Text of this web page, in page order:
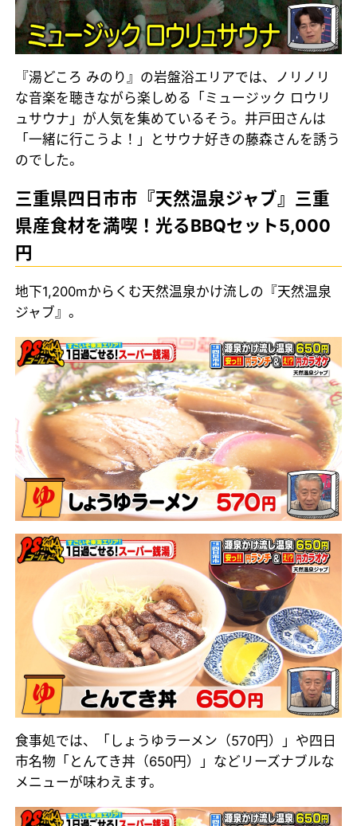
『湯どころ みのり』の岩盤浴エリアでは、ノリノリ
な音楽を聴きながら楽しめる「ミュージック ロウリ
ュサウナ」が人気を集めているそう。井戸田さんは
「一緒に行こうよ！」とサウナ好きの藤森さんを誘う
のでした。
三重県四日市市『天然温泉ジャブ』三重
県産食材を満喫！光るBBQセット5,000
円
地下1,200mからくむ天然温泉かけ流しの『天然温泉
ジャブ』。
食事処では、「しょうゆラーメン（570円）」や四日
市名物「とんてき丼（650円）」などリーズナブルな
メニューが味わえます。